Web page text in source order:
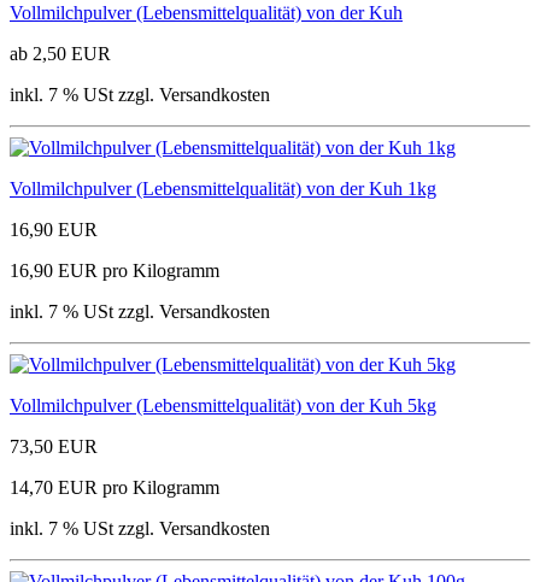
Vollmilchpulver (Lebensmittelqualität) von der Kuh
ab 2,50 EUR
inkl. 7 % USt zzgl. Versandkosten
Vollmilchpulver (Lebensmittelqualität) von der Kuh 1kg
16,90 EUR
16,90 EUR pro Kilogramm
inkl. 7 % USt zzgl. Versandkosten
Vollmilchpulver (Lebensmittelqualität) von der Kuh 5kg
73,50 EUR
14,70 EUR pro Kilogramm
inkl. 7 % USt zzgl. Versandkosten